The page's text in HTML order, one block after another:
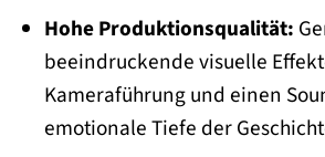
Hohe Produktionsqualität:
beeindruckende visuelle
Kameraführung und einen
emotionale Tiefe der